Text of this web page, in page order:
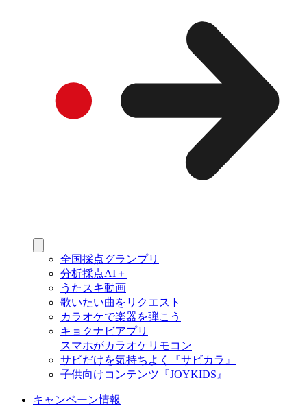
全国採点グランプリ
分析採点AI＋
うたスキ動画
歌いたい曲をリクエスト
カラオケで楽器を弾こう
キョクナビアプリ
スマホがカラオケリモコン
サビだけを気持ちよく『サビカラ』
子供向けコンテンツ『JOYKIDS』
キャンペーン情報